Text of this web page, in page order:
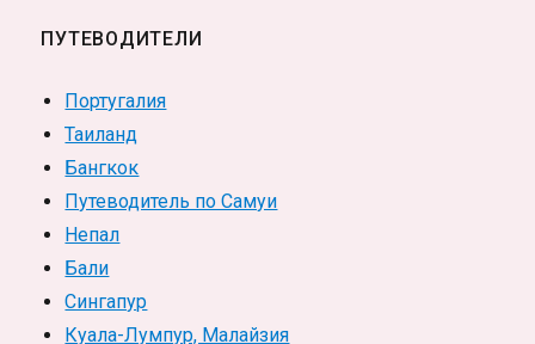
ПУТЕВОДИТЕЛИ
Португалия
Таиланд
Бангкок
Путеводитель по Самуи
Непал
Бали
Сингапур
Куала-Лумпур, Малайзия